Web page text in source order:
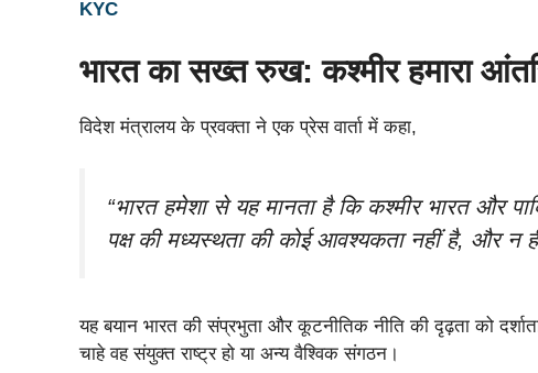
KYC
भारत का सख्त रुख: कश्मीर हमारा
विदेश मंत्रालय के प्रवक्ता ने एक प्रेस वार्ता में कहा,
“भारत हमेशा से यह मानता है कि कश्मीर भारत और
पक्ष की मध्यस्थता की कोई आवश्यकता नहीं है, और न
यह बयान भारत की संप्रभुता और कूटनीतिक नीति की दृढ़ता को
चाहे वह संयुक्त राष्ट्र हो या अन्य वैश्विक संगठन।